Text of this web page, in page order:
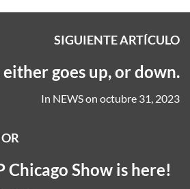
SIGUIENTE ARTÍCULO
goes up, or down.
In NEWSon octubre 31, 2023
Chicago Show is here!